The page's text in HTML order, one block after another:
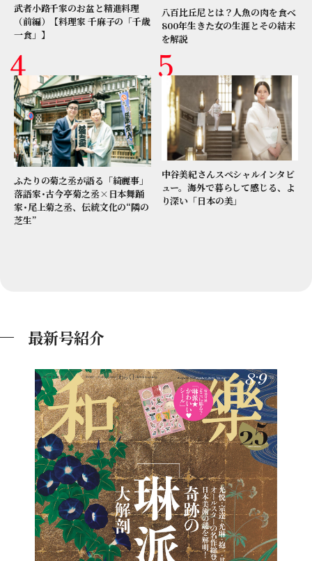
武者小路千家のお盆と精進料理
（前編）【料理家 千麻子の「千歳
一食」】
八百比丘尼とは？人魚の肉を食べ
800年生きた女の生涯とその結末
を解説
ふたりの菊之丞が語る「綺麗事」
落語家･古今亭菊之丞×日本舞踊
家･尾上菊之丞、伝統文化の“隣の
芝生”
中谷美紀さんスペシャルインタビ
ュー。海外で暮らして感じる、よ
り深い「日本の美」
最新号紹介